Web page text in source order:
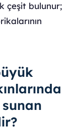
çeşit bulunur;